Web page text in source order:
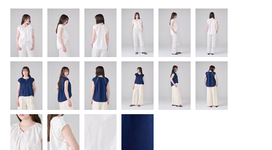
TOPS : トップス
OUTERS : アウター
OUTLET : アウトレット
MENS : メンズ
LADIES : レディース
新規会員登録